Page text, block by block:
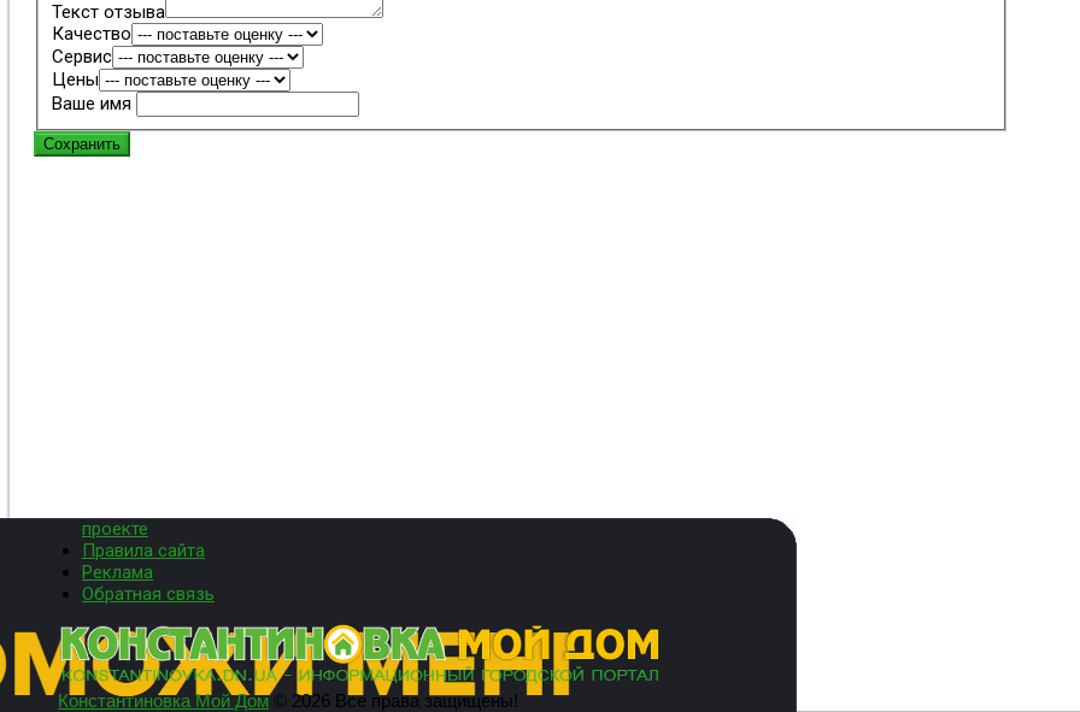
Текст отзыва
Качество
Сервис
Цены
Ваше имя
Сохранить
проекте
Правила сайта
Реклама
Обратная связь
Константиновка Мой Дом© 2026 Все права защищены!